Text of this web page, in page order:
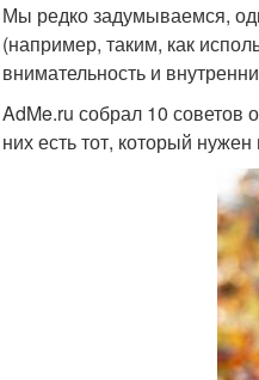
Мы редко задумываемся,
(например, таким, как
внимательность и
AdMe.ru собрал 10 советов
них есть тот, который